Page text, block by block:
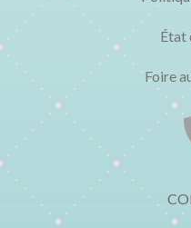
État
Foire